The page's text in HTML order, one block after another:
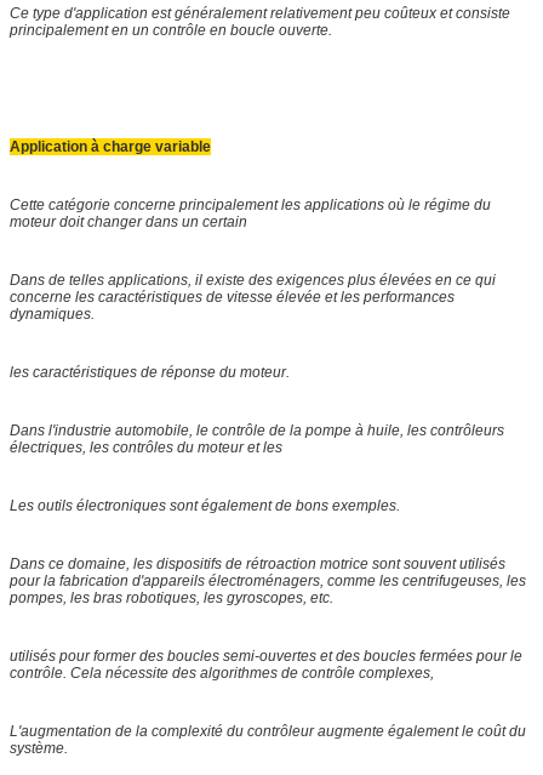
Ce type d'application est généralement relativement peu coûteux et consiste
principalement en un contrôle en boucle ouverte.
Application à charge variable
Cette catégorie concerne principalement les applications où le régime du
moteur doit changer dans un certain
Dans de telles applications, il existe des exigences plus élevées en ce qui
concerne les caractéristiques de vitesse élevée et les performances
dynamiques.
les caractéristiques de réponse du moteur.
Dans l'industrie automobile, le contrôle de la pompe à huile, les contrôleurs
électriques, les contrôles du moteur et les
Les outils électroniques sont également de bons exemples.
Dans ce domaine, les dispositifs de rétroaction motrice sont souvent utilisés
pour la fabrication d'appareils électroménagers, comme les centrifugeuses, les
pompes, les bras robotiques, les gyroscopes, etc.
utilisés pour former des boucles semi-ouvertes et des boucles fermées pour le
contrôle. Cela nécessite des algorithmes de contrôle complexes,
L'augmentation de la complexité du contrôleur augmente également le coût du
système.